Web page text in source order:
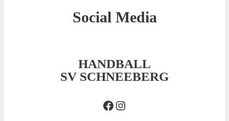
Social Media
HANDBALL
SV SCHNEEBERG
Facebook SVSInsta SVS